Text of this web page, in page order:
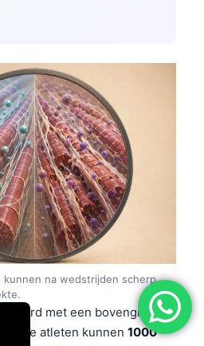
kunnen na wedstrijden scherp
met een bovengrens
atleten kunnen 1000